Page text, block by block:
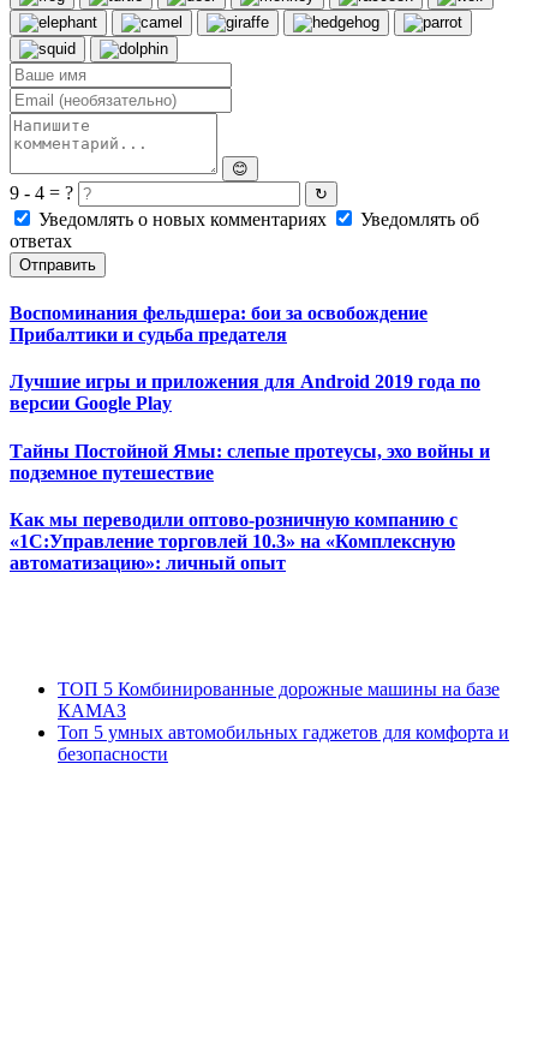
😊
9 - 4 = ? ↻
Уведомлять о новых комментариях
Уведомлять об
ответах
Отправить
Воспоминания фельдшера: бои за освобождение
Прибалтики и судьба предателя
Лучшие игры и приложения для Android 2019 года по
версии Google Play
Тайны Постойной Ямы: слепые протеусы, эхо войны и
подземное путешествие
Как мы переводили оптово-розничную компанию с
«1С:Управление торговлей 10.3» на «Комплексную
автоматизацию»: личный опыт
ТОП 5 Комбинированные дорожные машины на базе
КАМАЗ
Топ 5 умных автомобильных гаджетов для комфорта и
безопасности